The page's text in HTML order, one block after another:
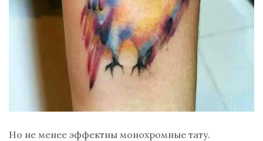
Но не менее эффектны монохромные тату.